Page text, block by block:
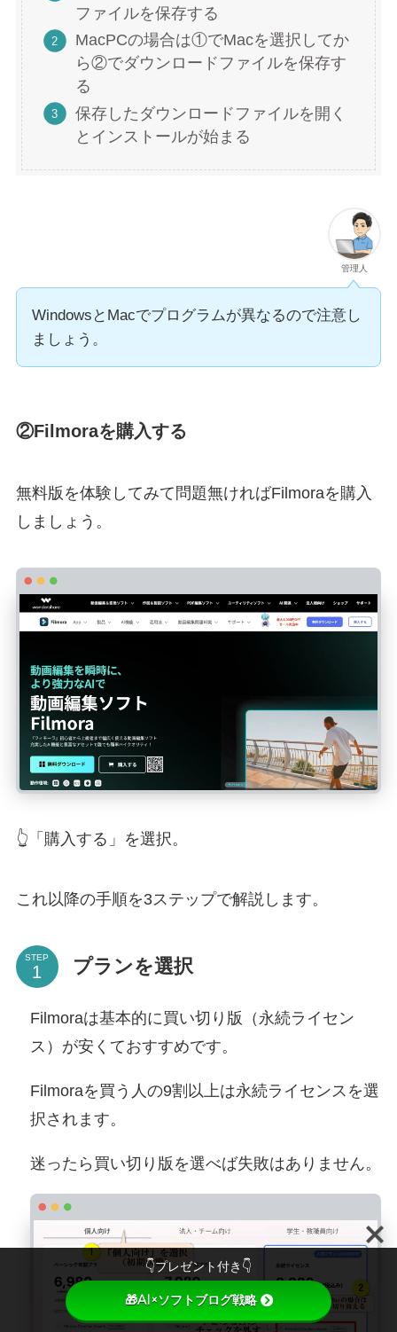
ファイルを保存する
MacPCの場合は①でMacを選択してか
ら②でダウンロードファイルを保存す
る
保存したダウンロードファイルを開く
とインストールが始まる
管理人
WindowsとMacでプログラムが異なるので注意し
ましょう。
②Filmoraを購入する
無料版を体験してみて問題無ければFilmoraを購入
しましょう。
👆「購入する」を選択。
これ以降の手順を3ステップで解説します。
STEP プランを選択
Filmoraは基本的に買い切り版（永続ライセン
ス）が安くておすすめです。
Filmoraを買う人の9割以上は永続ライセンスを選
択されます。
迷ったら買い切り版を選べば失敗はありません。
👇プレゼント付き👇
🎁AI×ソフトブログ戦略